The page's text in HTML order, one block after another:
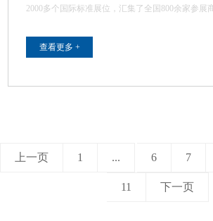
2000多个国际标准展位，汇集了全国800余家参展
查看更多 +
上一页 1 ... 6 7
11 下一页